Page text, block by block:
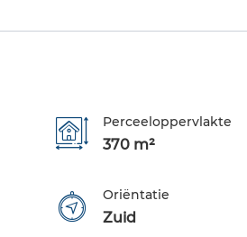
Perceeloppervlakte
370 m²
Oriëntatie
Zuid